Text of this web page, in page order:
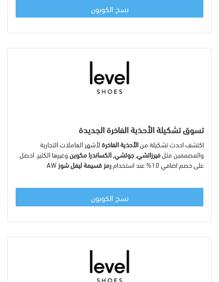
نسخ الكوبون
تسوق تشكيلة الأحذية الفاخرة الجديدة
اكتشف احدث تشكيلة منالأحذية الفاخرةلأشهر العاملات التجارية
والمصممين مثلفيرزاتشي, جوتشي, الكساندرا مكوينوغيرها الكثير. احصل
على خصم اضافي 10% عند استخدام
رمز قسيمة ليفل شوز
نسخ الكوبون